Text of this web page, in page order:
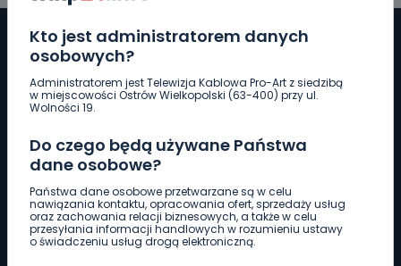
Kto jest administratorem danych
osobowych?
Administratorem jest Telewizja Kablowa Pro-Art z siedzibą
w miejscowości Ostrów Wielkopolski (63-400) przy ul.
Wolności 19.
Do czego będą używane Państwa
dane osobowe?
Państwa dane osobowe przetwarzane są w celu
nawiązania kontaktu, opracowania ofert, sprzedaży usług
oraz zachowania relacji biznesowych, a także w celu
przesyłania informacji handlowych w rozumieniu ustawy
o świadczeniu usług drogą elektroniczną.
Pobierz logotyp
LINIA INTERWENCYJNA
661 997 997
REDAKCJA
62 735 22 22redakcja@wlkp24.info